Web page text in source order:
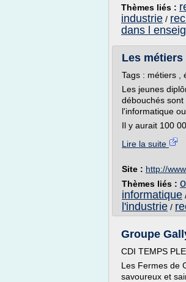
Thèmes liés :
industrie /
dans l
Les
Tags : métiers ,
Les jeunes
débouchés sont
l'informatique
Il y aurait 100
Lire la suite
Site : http://
Thèmes liés :
informatique
l'industrie /
Groupe
CDI TEMPS
Les Fermes de
savoureux et